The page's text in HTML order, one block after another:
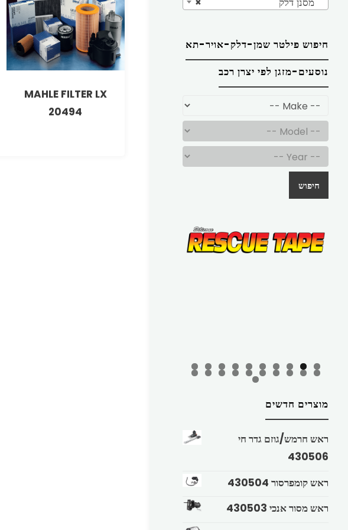
MAHLE FILTER LX
20494
חיפוש פילטר שמן-דלק-אויר-תא
נוסעים-מזגן לפי יצרן רכב
חיפוש
מוצרים חדשים
ראש חרמש/גוזם גדר חי
430506
ראש קומפרסור 430504
ראש מסור אנכי 430503